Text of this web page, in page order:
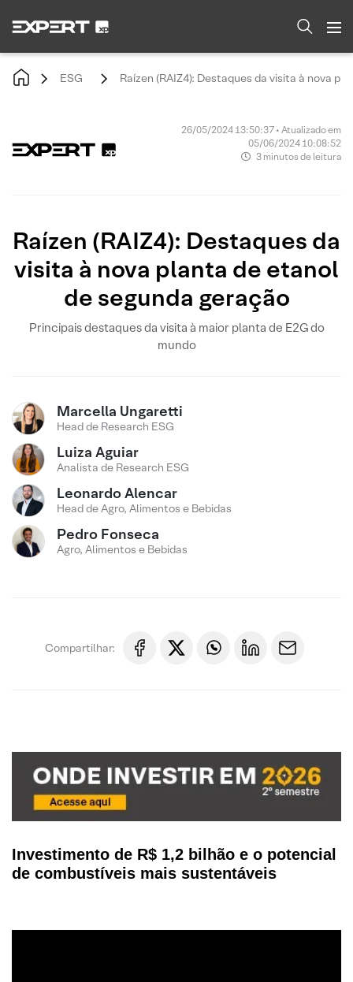
ESG Raízen (RAIZ4): Destaques da visita à nova
26/05/2024 13:50:37 • Atualizado em
05/06/2024 10:08:52
3 minutos de leitura
Raízen (RAIZ4): Destaques da
visita à nova planta de etanol
de segunda geração
Principais destaques da visita à maior planta de E2G do
mundo
Marcella Ungaretti
Head de Research ESG
Luiza Aguiar
Analista de Research ESG
Leonardo Alencar
Head de Agro, Alimentos e Bebidas
Pedro Fonseca
Agro, Alimentos e Bebidas
Compartilhar:
Investimento de R$ 1,2 bilhão e o potencial
de combustíveis mais sustentáveis